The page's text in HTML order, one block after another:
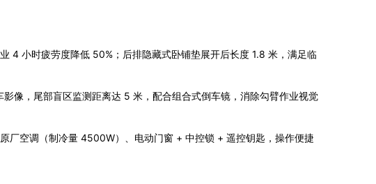
4 小时疲劳度降低 50%；后排隐藏式卧铺垫展开后长度 1.8 米，满足临
像，尾部盲区监测距离达 5 米，配合组合式倒车镜，消除勾臂作业视觉
厂空调（制冷量 4500W）、电动门窗 + 中控锁 + 遥控钥匙，操作便捷